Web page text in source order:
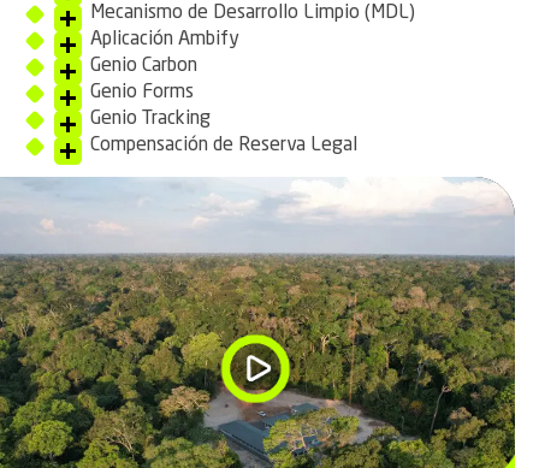
Mecanismo de Desarrollo Limpio (MDL)
Aplicación Ambify
Genio Carbon
Genio Forms
Genio Tracking
Compensación de Reserva Legal